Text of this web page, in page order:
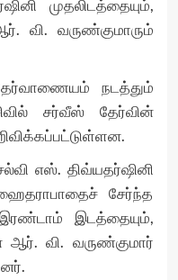
முதலிடத்தையும்,
வி. வருண்குமாரும்
நடத்தும்
சர்வீஸ் தேர்வின்
எஸ். திவ்யதர்ஷினி
சேர்ந்த
இடத்தையும்,
வி. வருண்குமார்